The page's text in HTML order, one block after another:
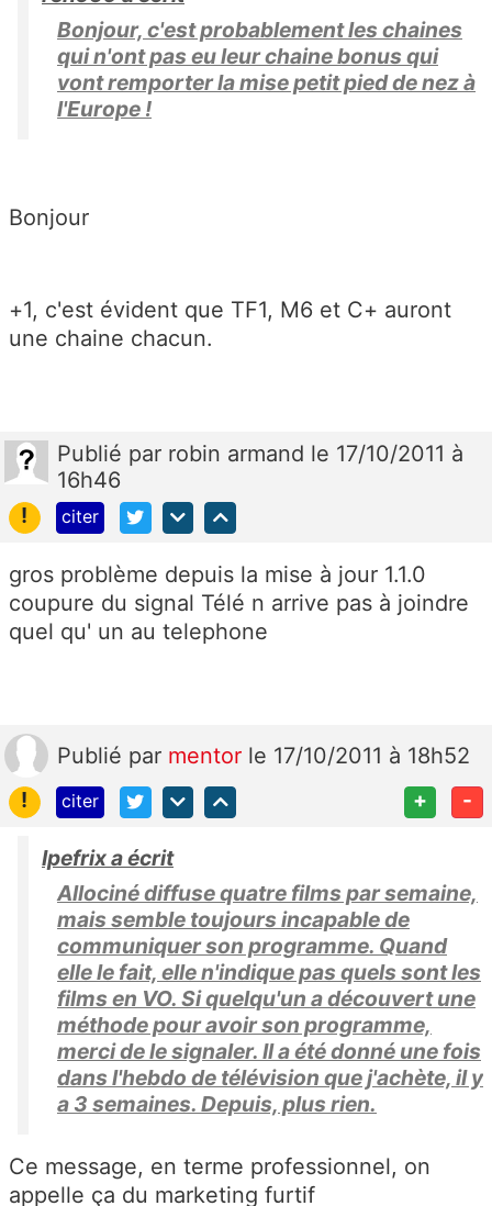
Bonjour, c'est probablement les chaines
qui n'ont pas eu leur chaine bonus qui
vont remporter la mise petit pied de nez à
l'Europe !
Bonjour
+1, c'est évident que TF1, M6 et C+ auront
une chaine chacun.
Publié par robin armand le 17/10/2011 à
16h46
!
citer
gros problème depuis la mise à jour 1.1.0
coupure du signal Télé n arrive pas à joindre
quel qu' un au telephone
Publié par mentor le 17/10/2011 à 18h52
!
citer + -
Ipefrix a écrit
Allociné diffuse quatre films par semaine,
mais semble toujours incapable de
communiquer son programme. Quand
elle le fait, elle n'indique pas quels sont les
films en VO. Si quelqu'un a découvert une
méthode pour avoir son programme,
merci de le signaler. Il a été donné une fois
dans l'hebdo de télévision que j'achète, il y
a 3 semaines. Depuis, plus rien.
Ce message, en terme professionnel, on
appelle ça du marketing furtif